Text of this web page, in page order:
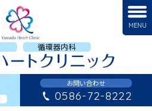
循環器内科
お問い合わせ
0586-72-8222
MENU